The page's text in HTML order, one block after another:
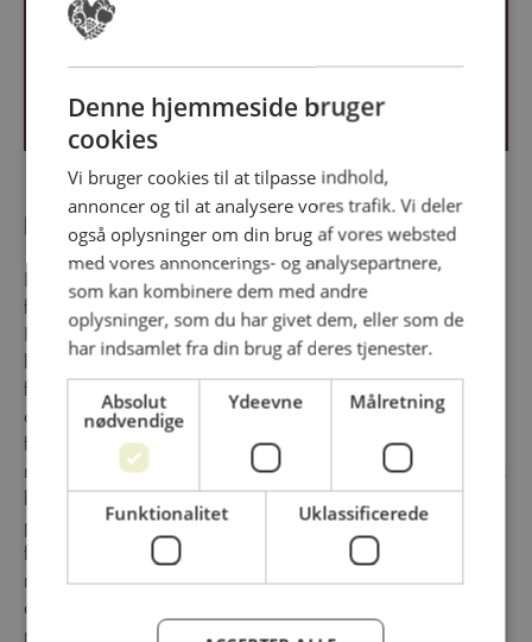
foodservice.foods.dk@danishcrown.com
http://danishcrownprofessional.dk
Om virksomheden
Bedre mad… Det er faktisk det, det hele handler om - at få
fortalt om maden og hvor den kommer fra. I Danish Crown
Professional er vi så privilegerede, at vi kan følge maden
hele vejen fra landmanden, gennem slagteriet, over
forædlingen og ud til vores kunder, hvor vi inspirerer til
anvendelse og gode måltider. Her kommer vi til at skrue op
for fokus på smagen, og hvad du kan udrette med dine
måltider - nære, underholde og glæde dine gæster. … til en
bedre fremtid Samtidig er vi sammen med vores landmænd
på en lang udviklingsrejse i disse år, hvor vi har mange
forskellige tiltag på dagsordenen, herunder bl.a. vores
miljø- og klimaaftryk, produktserier med særligt fokus på
dyrevelfærd, initiativer hos vores landmænd, der er rettet
mod naturen, samt bedre madsystemer. Alt sammen noget,
Denne hjemmeside bruger
cookies
Vi bruger cookies til at tilpasse indhold,
annoncer og til at analysere vores trafik. Vi deler
også oplysninger om din brug af vores websted
med vores annoncerings- og analysepartnere,
som kan kombinere dem med andre
oplysninger, som du har givet dem, eller som de
har indsamlet fra din brug af deres tjenester.
Absolut
nødvendige
Ydeevne Målretning
Funktionalitet Uklassificerede